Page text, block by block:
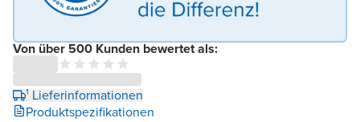
Von über 500 Kunden bewertet als:
¹ Lieferinformationen
Produktspezifikationen